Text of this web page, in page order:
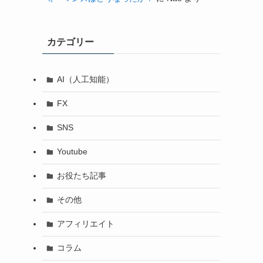
カテゴリー
AI（人工知能）
FX
SNS
Youtube
お役たち記事
その他
アフィリエイト
コラム